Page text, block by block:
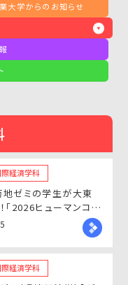
経済学科
ゼミの学生が大東
「2026ヒューマンコン
経済学科
大学からのお知らせ